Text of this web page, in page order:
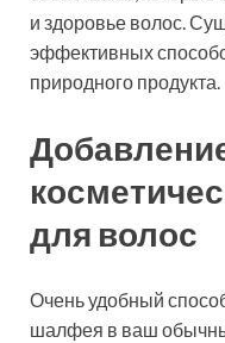
и здоровье волос.
эффективных
природного продукта.
для волос
Очень удобный
шалфея в ваш